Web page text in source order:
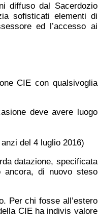
diffuso dal Sacerdozio
sofisticati elementi di
ed l’accesso ai
CIE con qualsivoglia
deve avere luogo
del 4 luglio 2016)
datazione, specificata
di nuovo steso
Per chi fosse all’estero
CIE ha indivis valore